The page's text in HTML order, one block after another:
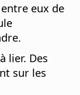
eux de
lier. Des
sur les